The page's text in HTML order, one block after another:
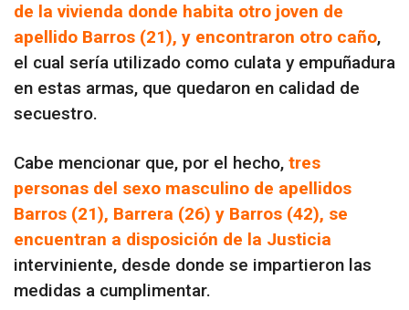
de la vivienda donde habita otro joven de
apellido Barros (21), y encontraron otro caño,
el cual sería utilizado como culata y empuñadura
en estas armas, que quedaron en calidad de
secuestro.
Cabe mencionar que, por el hecho, tres
personas del sexo masculino de apellidos
Barros (21), Barrera (26) y Barros (42), se
encuentran a disposición de la Justicia
interviniente, desde donde se impartieron las
medidas a cumplimentar.